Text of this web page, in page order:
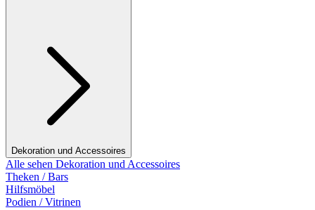
Dekoration und Accessoires
Alle sehen Dekoration und Accessoires
Theken / Bars
Hilfsmöbel
Podien / Vitrinen